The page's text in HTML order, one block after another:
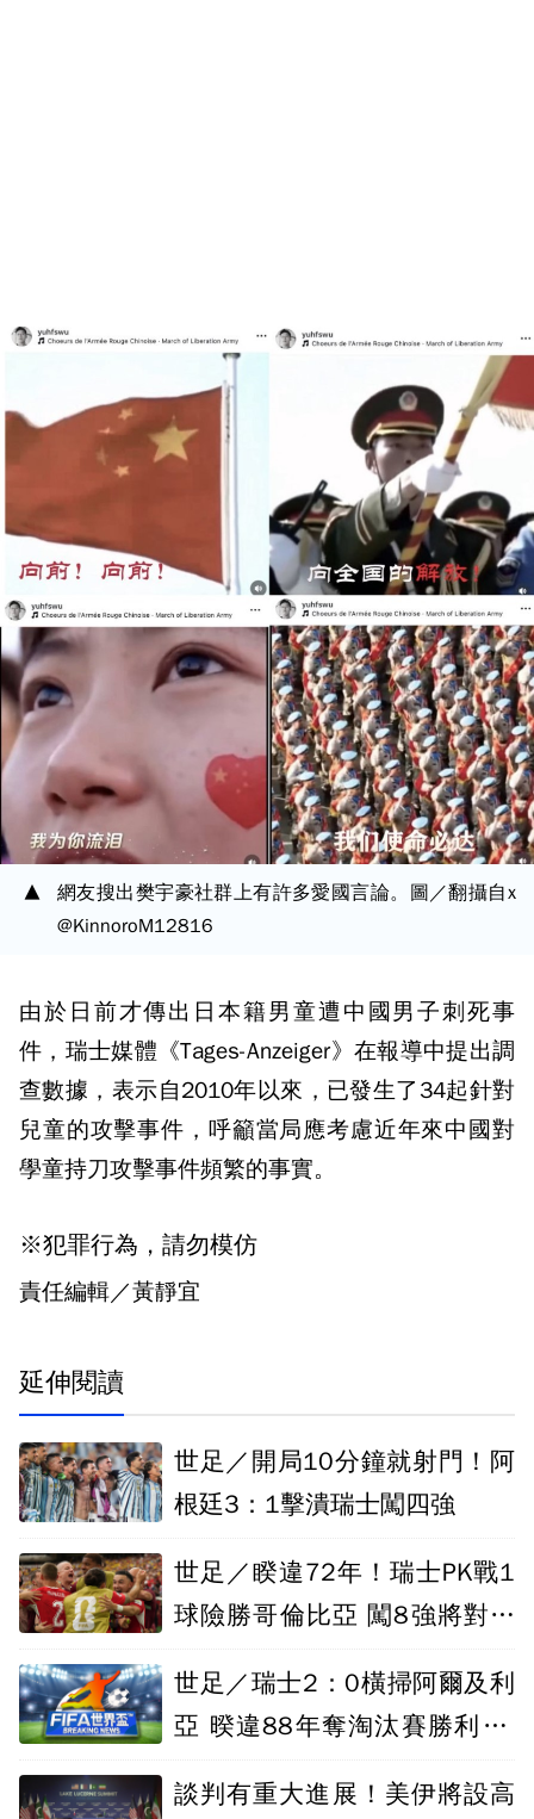
網友搜出樊宇豪社群上有許多愛國言論。圖／翻攝自x
@KinnoroM12816
由於日前才傳出日本籍男童遭中國男子刺死事
件，瑞士媒體《Tages-Anzeiger》在報導中提出調
查數據，表示自2010年以來，已發生了34起針對
兒童的攻擊事件，呼籲當局應考慮近年來中國對
學童持刀攻擊事件頻繁的事實。
※犯罪行為，請勿模仿
責任編輯／黃靜宜
延伸閱讀
世足／開局10分鐘就射門！阿
根廷3：1擊潰瑞士闖四強
世足／睽違72年！瑞士PK戰1
球險勝哥倫比亞 闖8強將對阿
世足／瑞士2：0橫掃阿爾及利
亞 暌違88年奪淘汰賽勝利 晉
談判有重大進展！美伊將設高